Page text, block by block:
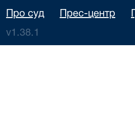
Про суд Прес-центр
v1.38.1